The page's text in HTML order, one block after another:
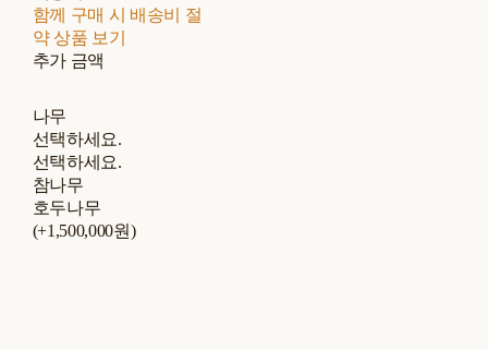
함께 구매 시 배송비 절
약 상품 보기
추가 금액
나무
선택하세요.
선택하세요.
참나무
호두나무
(+1,500,000원)